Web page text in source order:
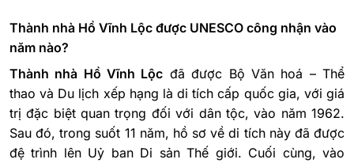
Thành nhà Hồ Vĩnh Lộc được UNESCO công nhận vào
năm nào?
Thành nhà Hồ Vĩnh Lộc đã được Bộ Văn hoá – Thể
thao và Du lịch xếp hạng là di tích cấp quốc gia, với giá
trị đặc biệt quan trọng đối với dân tộc, vào năm 1962.
Sau đó, trong suốt 11 năm, hồ sơ về di tích này đã được
đệ trình lên Uỷ ban Di sản Thế giới. Cuối cùng, vào